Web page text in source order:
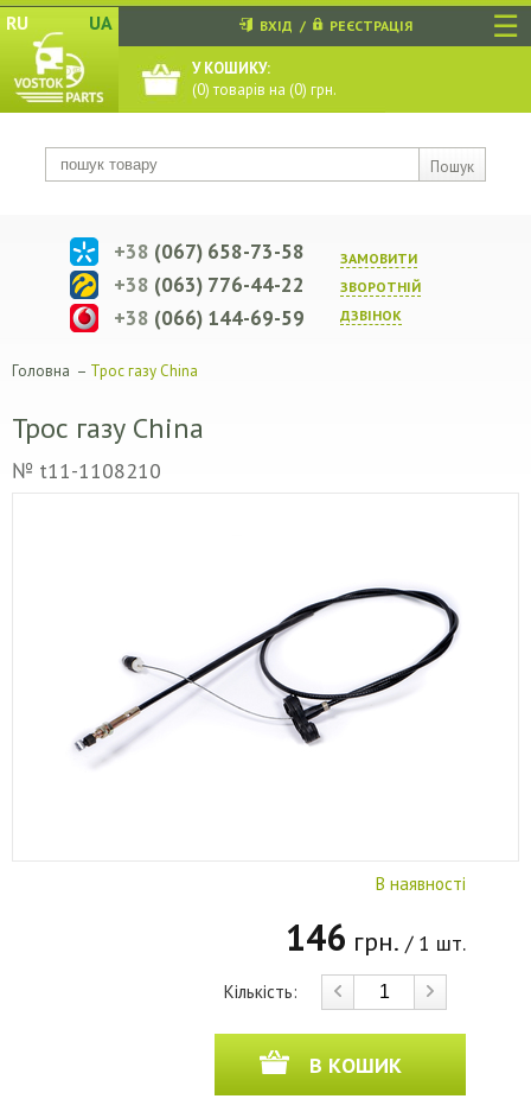
☰
RU UA
Пошук
ВХІД / РЕЄСТРАЦІЯ
У КОШИКУ:
(0) товарів на (0) грн.
ЗАМОВИТИ
ЗВОРОТНIЙ
ДЗВIНОК
+38 (067) 658-73-58
+38 (063) 776-44-22
+38 (066) 144-69-59
Головна – Трос газу China
Трос газу China
№ t11-1108210
В наявності
146 грн. / 1 шт.
Кількість:
В КОШИК